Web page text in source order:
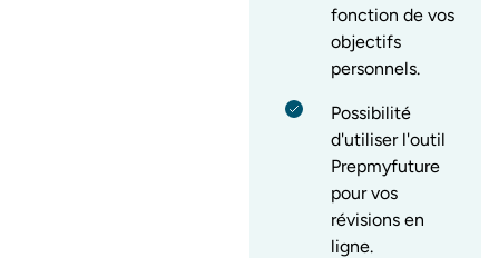
fonction de vos
objectifs
personnels.
Possibilité
d'utiliser l'outil
Prepmyfuture
pour vos
révisions en
ligne.